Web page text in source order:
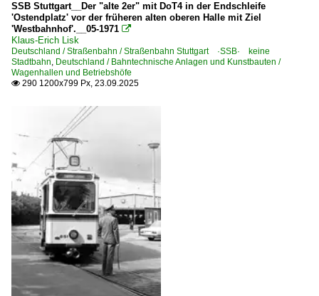
SSB Stuttgart__Der "alte 2er" mit DoT4 in der Endschleife
'Ostendplatz' vor der früheren alten oberen Halle mit Ziel
'Westbahnhof'.__05-1971 
Klaus-Erich Lisk
Deutschland / Straßenbahn / Straßenbahn Stuttgart ·SSB· keine
Stadtbahn, Deutschland / Bahntechnische Anlagen und Kunstbauten /
Wagenhallen und Betriebshöfe
 290 1200x799 Px, 23.09.2025